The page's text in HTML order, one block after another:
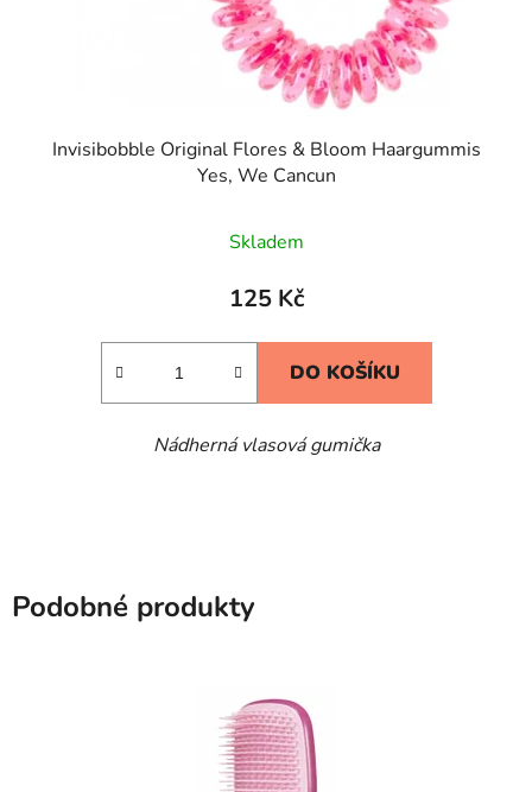
Invisibobble Original Flores & Bloom Haargummis
Yes, We Cancun
hodnocení
produktu
4,0
hvězdiček.
Skladem
125 Kč
DO KOŠÍKU
Nádherná vlasová gumička
Podobné produkty